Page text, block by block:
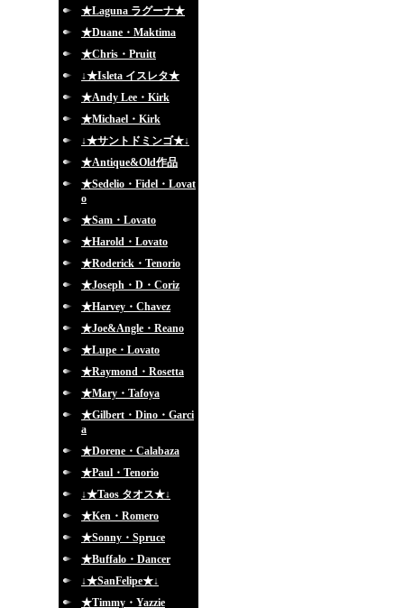
★Laguna ラグーナ★
★Duane・Maktima
★Chris・Pruitt
↓★Isleta イスレタ★
★Andy Lee・Kirk
★Michael・Kirk
↓★サントドミンゴ★↓
★Antique&Old作品
★Sedelio・Fidel・Lovat
o
★Sam・Lovato
★Harold・Lovato
★Roderick・Tenorio
★Joseph・D・Coriz
★Harvey・Chavez
★Joe&Angle・Reano
★Lupe・Lovato
★Raymond・Rosetta
★Mary・Tafoya
★Gilbert・Dino・Garci
a
★Dorene・Calabaza
★Paul・Tenorio
↓★Taos タオス★↓
★Ken・Romero
★Sonny・Spruce
★Buffalo・Dancer
↓★SanFelipe★↓
★Timmy・Yazzie